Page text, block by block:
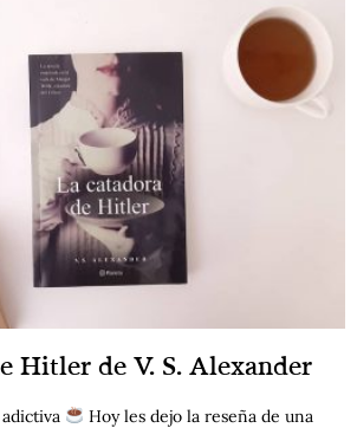
Hitler de V. S. Alexander
Hoy les dejo la reseña de una